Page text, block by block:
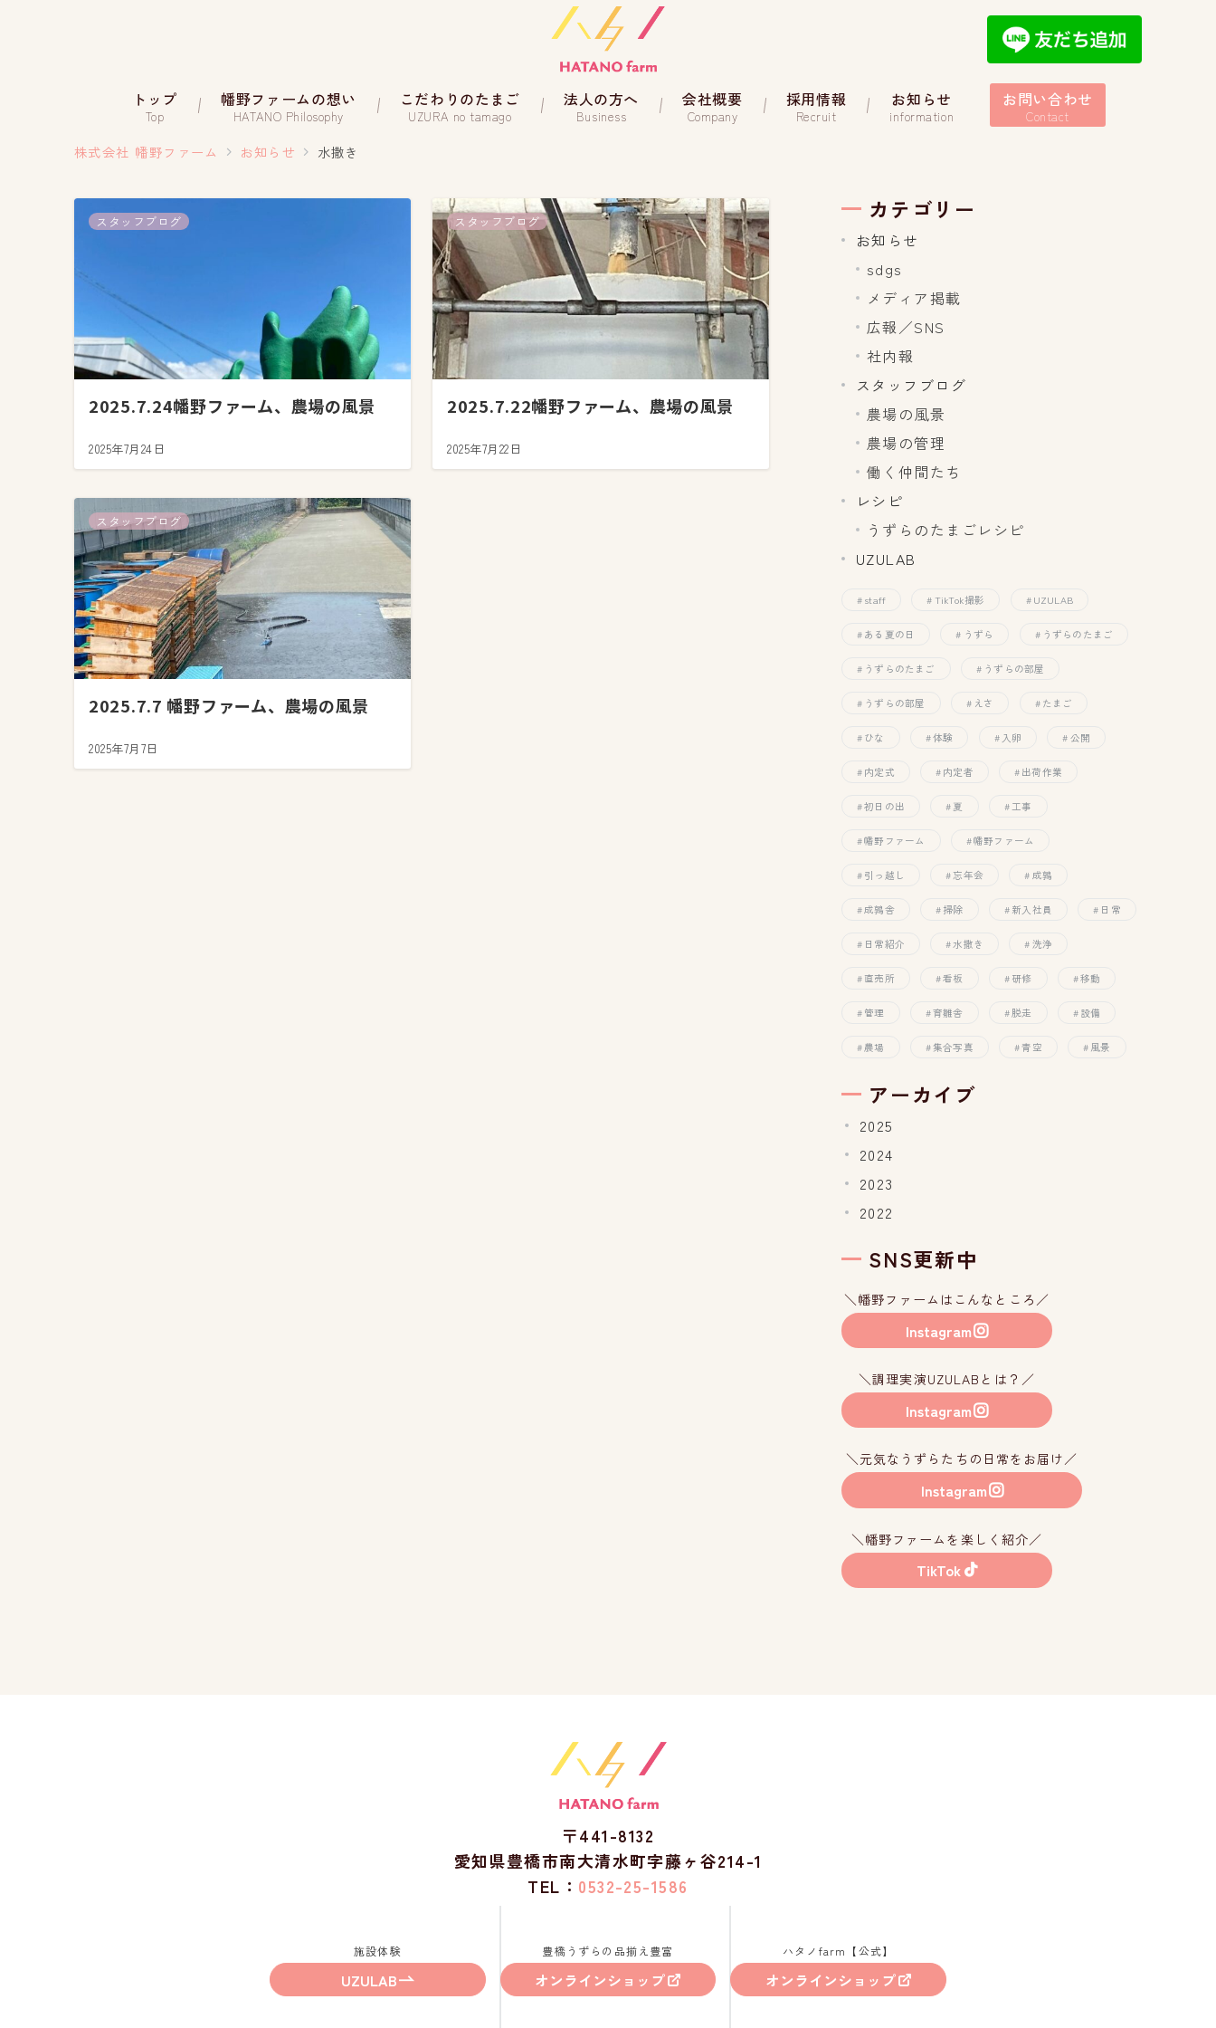
トップ
Top
幡野ファームの想い
HATANO Philosophy
こだわりのたまご
UZURA no tamago
法人の方へ
Business
会社概要
Company
採用情報
Recruit
お知らせ
information
お問い合わせ
Contact
株式会社 幡野ファーム お知らせ 水撒き
スタッフブログ
2025.7.24幡野ファーム、農場の風景
2025年7月24日
スタッフブログ
2025.7.22幡野ファーム、農場の風景
2025年7月22日
スタッフブログ
2025.7.7 幡野ファーム、農場の風景
2025年7月7日
カテゴリー
お知らせ
sdgs
メディア掲載
広報／SNS
社内報
スタッフブログ
農場の風景
農場の管理
働く仲間たち
レシピ
うずらのたまごレシピ
UZULAB
staff TikTok撮影 UZULAB
ある夏の日 うずら うずらのたまご
うずらのたまご うずらの部屋
うずらの部屋 えさ たまご
ひな 体験 入卵 公開
内定式 内定者 出荷作業
初日の出 夏 工事
幡野ファーム 幡野ファーム
引っ越し 忘年会 成鶉
成鶉舎 掃除 新入社員 日常
日常紹介 水撒き 洗浄
直売所 看板 研修 移動
管理 育雛舎 脱走 設備
農場 集合写真 青空 風景
アーカイブ
2025
2024
2023
2022
SNS更新中
＼幡野ファームはこんなところ／
Instagram
＼調理実演UZULABとは？／
Instagram
＼元気なうずらたちの日常をお届け／
Instagram
＼幡野ファームを楽しく紹介／
TikTok
〒441-8132
愛知県豊橋市南大清水町字藤ヶ谷214-1
TEL： 0532-25-1586
施設体験
UZULAB
豊橋うずらの品揃え豊富
オンラインショップ
ハタノfarm【公式】
オンラインショップ